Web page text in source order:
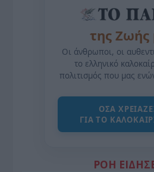
της Ζωής
Οι άνθρωποι, οι
το ελληνικό
πολιτισμός που μας
ΌΣΑ
ΓΙΑ ΤΟ
ΡΟΗ